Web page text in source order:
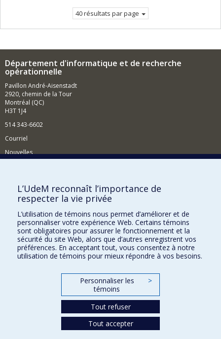
40 résultats par page
Département d'informatique et de recherche
opérationnelle
Pavillon André-Aisenstadt
2920, chemin de la Tour
Montréal (QC)
H3T 1J4
514 343-6602
Courriel
Nouvelles
Comment soutenir le Département?
BESOIN D'AIDE?
Plan du site
Signaler une erreur
Accessibilité
FACULTÉ DES ARTS ET DES SCIENCES
Nos départements et écoles
L’UdeM reconnaît l’importance de
respecter la vie privée
L’utilisation de témoins nous permet d’améliorer et de
personnaliser votre expérience Web. Certains témoins
sont obligatoires pour assurer le fonctionnement et la
sécurité du site Web, alors que d’autres enregistrent vos
préférences. En acceptant tout, vous consentez à notre
utilisation de témoins pour mieux répondre à vos besoins.
Personnaliser les
témoins
>
Tout refuser
Tout accepter